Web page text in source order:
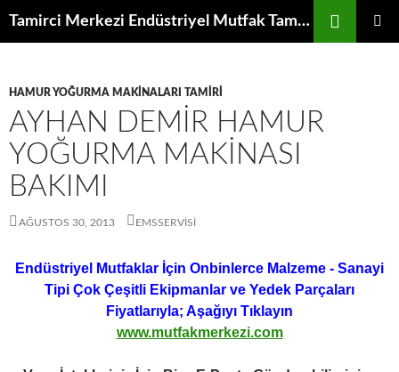
Tamirci Merkezi Endüstriyel Mutfak Tamiri Periyodik Bakımı Servisi
HAMUR YOĞURMA MAKINALARI TAMIRI
AYHAN DEMIR HAMUR
YOĞURMA MAKINASI
BAKIMI
AĞUSTOS 30, 2013 EMSSERVISI
Endüstriyel Mutfaklar İçin Onbinlerce Malzeme - Sanayi
Tipi Çok Çeşitli Ekipmanlar ve Yedek Parçaları
Fiyatlarıyla; Aşağıyı Tıklayın
www.mutfakmerkezi.com